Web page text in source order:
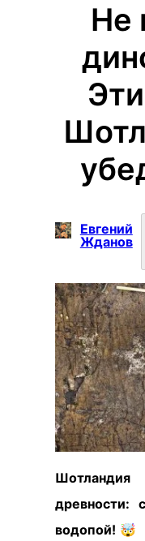
Не
Евгений
Жданов
древности:
водопой! 🤯